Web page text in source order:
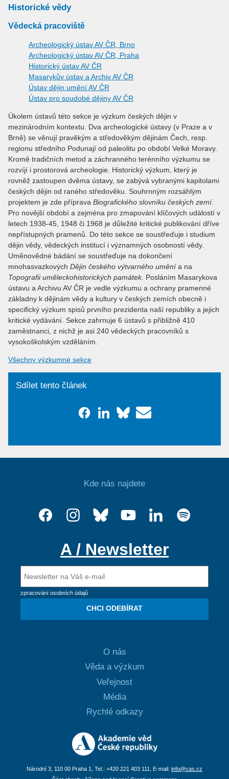
Historické vědy
Vědecká pracoviště
Archeologický ústav AV ČR, Brno
Archeologický ústav AV ČR, Praha
Historický ústav AV ČR
Masarykův ústav a Archiv AV ČR
Ústav dějin umění AV ČR
Ústav pro soudobé dějiny AV ČR
Úkolem ústavů této sekce je výzkum českých dějin v
mezinárodním kontextu. Dva archeologické ústavy (v Praze a v
Brně) se věnují pravěkým a středověkým dějinám Čech, resp.
regionu středního Podunají od paleolitu po období Velké Moravy.
Kromě tradičních metod a záchranného terénního výzkumu se
rozvíjí i prostorová archeologie. Historický výzkum, který je
rovněž zastoupen dvěma ústavy, se zabývá vybranými kapitolami
českých dějin od raného středověku. Souhrnným rozsáhlým
projektem je zde příprava Biografického slovníku českých zemí.
Pro novější období a zejména pro zmapování klíčových událostí v
letech 1938-45, 1948 či 1968 je důležité kritické publikování dříve
nepřístupných pramenů. Do této sekce se soustřeďuje i studium
dějin vědy, vědeckých institucí i významných osobností vědy.
Uměnovědné bádání se soustřeďuje na dokončení
mnohasvazkových Dějin českého výtvarného uměnía na
Topografii uměleckohistorických památek. Posláním Masarykova
ústavu a Archivu AV ČR je vedle výzkumu a ochrany pramenné
základny k dějinám vědy a kultury v českých zemích obecně i
specifický výzkum spisů prvního prezidenta naší republiky a jejich
kritické vydávání. Sekce zahrnuje 6 ústavů s přibližně 410
zaměstnanci, z nichž je asi 240 vědeckých pracovníků s
vysokoškolským vzděláním.
Všechny výzkumné sekce
Sdílet tento článek
Kde nás najdete
A / Newsletter
zpracování osobních údajů
CHCI ODEBÍRAT
O nás
Věda a výzkum
Veřejnost
Média
Rychlé odkazy
Národní 3, 110 00 Praha 1, Tel.: +420 221 403 111, E-mail: info@cas.cz